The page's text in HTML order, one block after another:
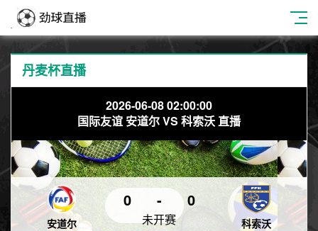
丹麦杯直播
2026-06-08 02:00:00
国际友谊 安道尔 VS 科索沃 直播
安道尔
0 - 0
科索沃
未开赛